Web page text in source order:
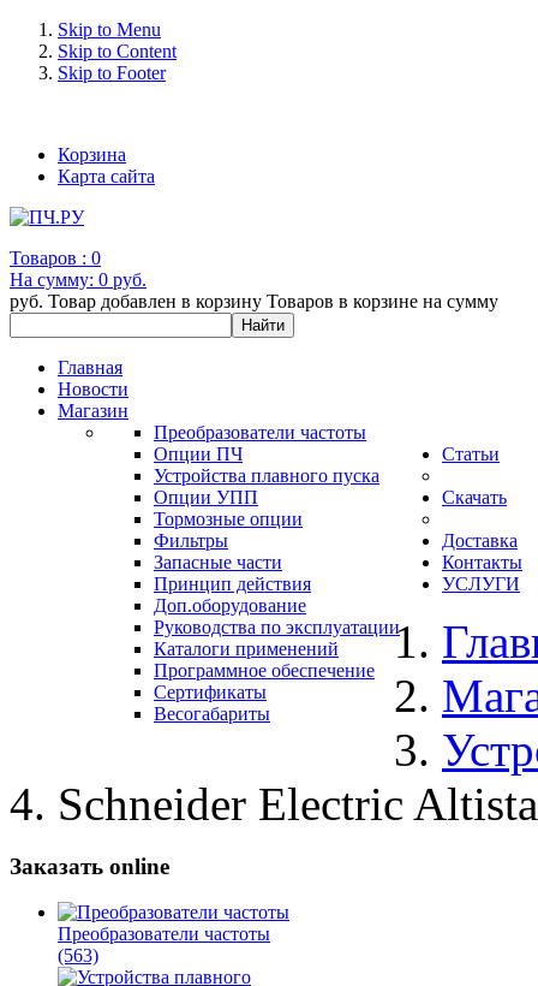
Skip to Menu
Skip to Content
Skip to Footer
Корзина
Карта сайта
Товаров : 0
На сумму: 0 руб.
руб. Товар добавлен в корзину Товаров в корзине на сумму
Главная
Новости
Магазин
Преобразователи частоты
Опции ПЧ
Устройства плавного пуска
Опции УПП
Тормозные опции
Фильтры
Запасные части
Статьи
Принцип действия
Доп.оборудование
Скачать
Руководства по эксплуатации
Каталоги применений
Программное обеспечение
Сертификаты
Весогабариты
Доставка
Контакты
УСЛУГИ
Schneider Electric
Заказать online
Преобразователи частоты
(563)